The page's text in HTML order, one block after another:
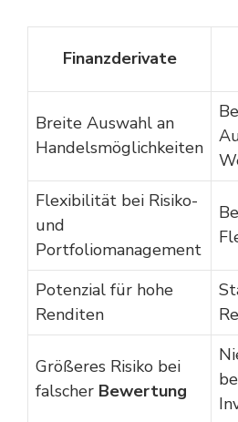
Finanzderivate
Breite Auswahl an
Handelsmöglichkeiten
Flexibilität bei Risiko-
und
Portfoliomanagement
Potenzial für hohe
Renditen
Größeres Risiko bei
falscher Bewertung